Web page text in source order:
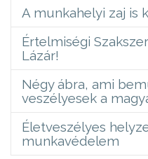
A munkahelyi zaj is
Értelmiségi
Lázár!
Négy ábra, ami
veszélyesek a
Életveszélyes
munkavédelem